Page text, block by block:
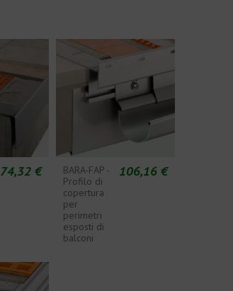
74,32 €
BARA-FAP -
Profilo di
copertura
per
perimetri
esposti di
balconi
106,16 €